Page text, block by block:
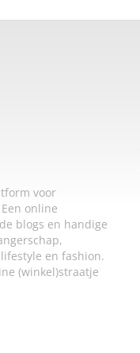
voor
online
blogs en handige
en fashion.
(winkel)straatje